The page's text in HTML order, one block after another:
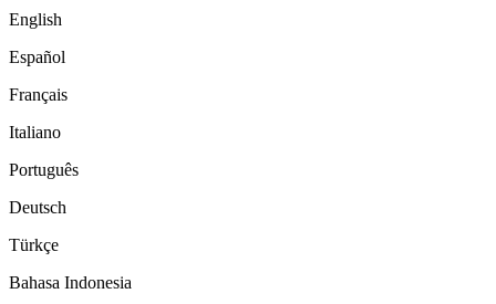
English
Español
Français
Italiano
Português
Deutsch
Türkçe
Bahasa Indonesia